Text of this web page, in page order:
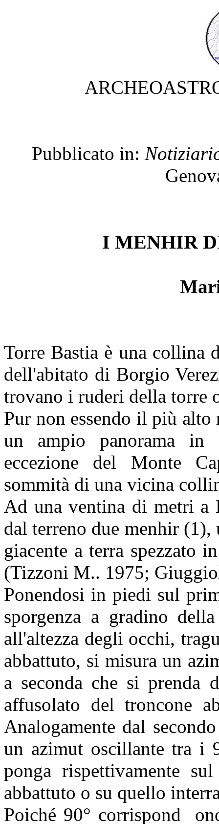
Pubblicato in:
I MENHIR
Torre Bastia è una collina
dell'abitato di Borgio
trovano i ruderi della torre
Pur non essendo il più alto
un ampio panorama
eccezione del Monte
sommità di una vicina
Ad una ventina di metri a
dal terreno due menhir
giacente a terra spezzato
(Tizzoni M.. 1975;
Ponendosi in piedi sul
sporgenza a gradino
all'altezza degli occhi,
abbattuto, si misura un
a seconda che si prenda
affusolato del troncone
Analogamente dal
un azimut oscillante tra i
ponga rispettivamente
abbattuto o su quello
Poiché 90° corrispond